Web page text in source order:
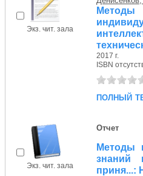
Экз. чит. зала
2017 г.
ISBN
полный
Экз. чит. зала
Отчет
Методы
знаний
приня...: